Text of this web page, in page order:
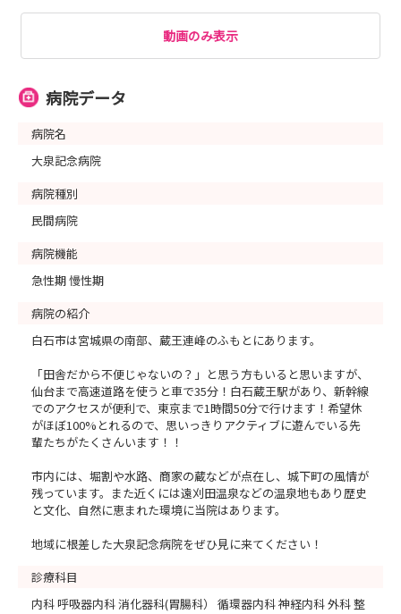
医療法人浄仁会 大泉記念病院
〒989-0731 宮城県白石市福岡深谷字一本松5-1
E-mail： jinji@ooizumi.or.jp j-
yamamoto@ooizumi.or.jp
動画のみ表示
病院データ
病院名
大泉記念病院
病院種別
民間病院
病院機能
急性期 慢性期
病院の紹介
白石市は宮城県の南部、蔵王連峰のふもとにあります。
「田舎だから不便じゃないの？」と思う方もいると思いますが、
仙台まで高速道路を使うと車で35分！白石蔵王駅があり、新幹線
でのアクセスが便利で、東京まで1時間50分で行けます！希望休
がほぼ100%とれるので、思いっきりアクティブに遊んでいる先
輩たちがたくさんいます！！
市内には、堀割や水路、商家の蔵などが点在し、城下町の風情が
残っています。また近くには遠刈田温泉などの温泉地もあり歴史
と文化、自然に恵まれた環境に当院はあります。
地域に根差した大泉記念病院をぜひ見に来てください！
診療科目
内科 呼吸器内科 消化器科(胃腸科） 循環器内科 神経内科 外科 整